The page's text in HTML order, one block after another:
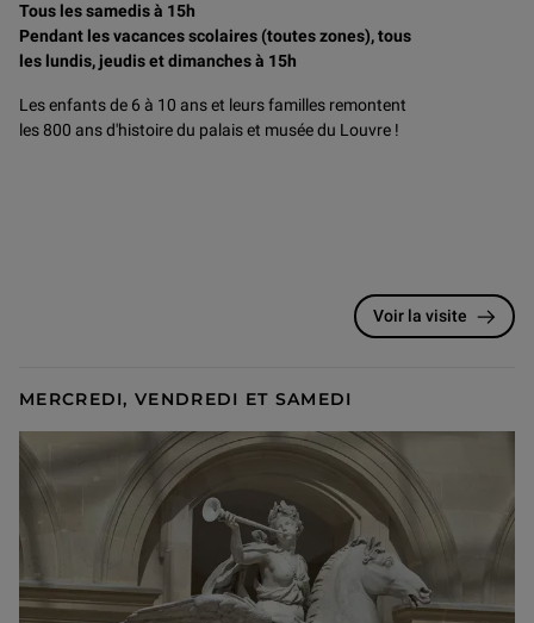
Tous les samedis à 15h
Pendant les vacances scolaires (toutes zones), tous
les lundis, jeudis et dimanches à 15h
Les enfants de 6 à 10 ans et leurs familles remontent
les 800 ans d'histoire du palais et musée du Louvre !
Voir la visite
MERCREDI, VENDREDI ET SAMEDI